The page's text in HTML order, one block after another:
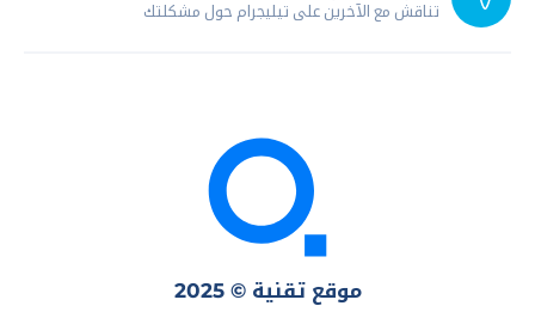
تناقش مع الآخرين على تيليجرام حول مشكلتك
موقع تقنية © 2025